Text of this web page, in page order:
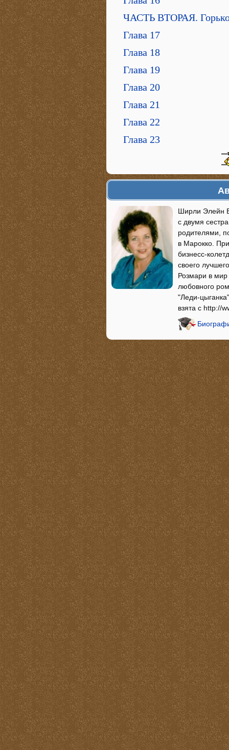
ЧАСТЬ ВТОРАЯ.
Глава 17
Глава 18
Глава 19
Глава 20
Глава 21
Глава 22
Глава 23
Ширли Элейн
с двумя
родителями,
в Марокко.
бизнесс-
своего
Розмари в мир
любовного
"Леди-
взята с http://